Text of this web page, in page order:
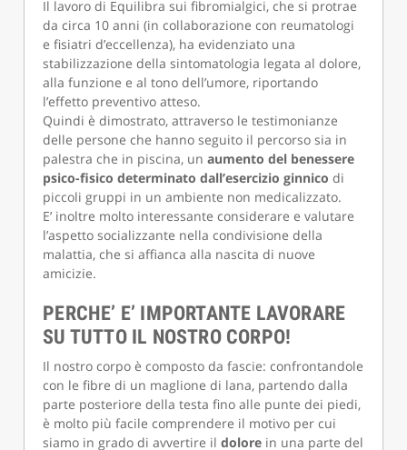
Il lavoro di Equilibra sui fibromialgici, che si protrae
da circa 10 anni (in collaborazione con reumatologi
e fisiatri d’eccellenza), ha evidenziato una
stabilizzazione della sintomatologia legata al dolore,
alla funzione e al tono dell’umore, riportando
l’effetto preventivo atteso.
Quindi è dimostrato, attraverso le testimonianze
delle persone che hanno seguito il percorso sia in
palestra che in piscina, unaumento del benessere
psico-fisico determinato dall’esercizio ginnico di
piccoli gruppi in un ambiente non medicalizzato.
E’ inoltre molto interessante considerare e valutare
l’aspetto socializzante nella condivisione della
malattia, che si affianca alla nascita di nuove
amicizie.
PERCHE’ E’ IMPORTANTE LAVORARE
SU TUTTO IL NOSTRO CORPO!
Il nostro corpo è composto da fascie: confrontandole
con le fibre di un maglione di lana, partendo dalla
parte posteriore della testa fino alle punte dei piedi,
è molto più facile comprendere il motivo per cui
siamo in grado di avvertire ildolore in una parte del